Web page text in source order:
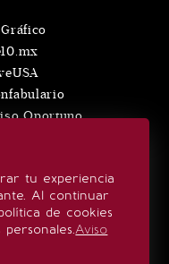
tu experiencia
Al continuar
de cookies
Aviso
Oportuno